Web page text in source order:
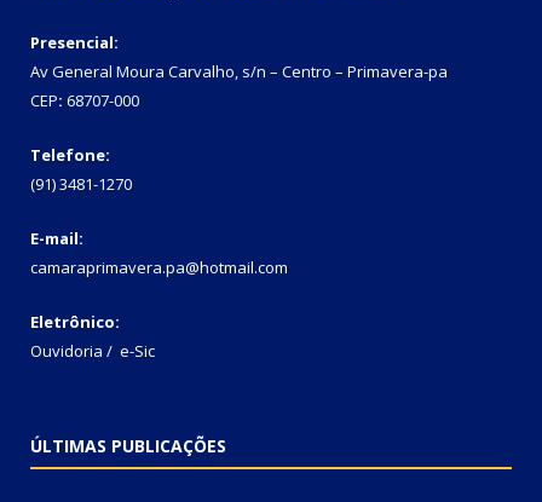
Presencial:
Av General Moura Carvalho, s/n – Centro – Primavera-pa
CEP: 68707-000
Telefone:
(91) 3481-1270
E-mail:
camaraprimavera.pa@hotmail.com
Eletrônico:
Ouvidoria / e-Sic
ÚLTIMAS PUBLICAÇÕES